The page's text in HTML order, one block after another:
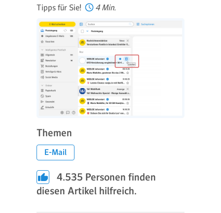
Tipps für Sie!
4 Min.
Themen
E-Mail
4.535 Personen finden
diesen Artikel hilfreich.